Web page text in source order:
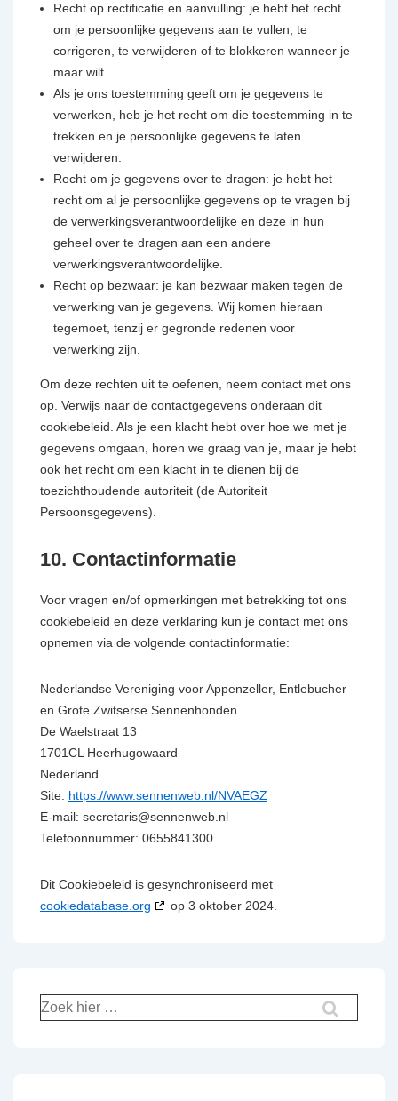
Recht op rectificatie en aanvulling: je hebt het recht
om je persoonlijke gegevens aan te vullen, te
corrigeren, te verwijderen of te blokkeren wanneer je
maar wilt.
Als je ons toestemming geeft om je gegevens te
verwerken, heb je het recht om die toestemming in te
trekken en je persoonlijke gegevens te laten
verwijderen.
Recht om je gegevens over te dragen: je hebt het
recht om al je persoonlijke gegevens op te vragen bij
de verwerkingsverantwoordelijke en deze in hun
geheel over te dragen aan een andere
verwerkingsverantwoordelijke.
Recht op bezwaar: je kan bezwaar maken tegen de
verwerking van je gegevens. Wij komen hieraan
tegemoet, tenzij er gegronde redenen voor
verwerking zijn.
Om deze rechten uit te oefenen, neem contact met ons
op. Verwijs naar de contactgegevens onderaan dit
cookiebeleid. Als je een klacht hebt over hoe we met je
gegevens omgaan, horen we graag van je, maar je hebt
ook het recht om een klacht in te dienen bij de
toezichthoudende autoriteit (de Autoriteit
Persoonsgegevens).
10. Contactinformatie
Voor vragen en/of opmerkingen met betrekking tot ons
cookiebeleid en deze verklaring kun je contact met ons
opnemen via de volgende contactinformatie:
Nederlandse Vereniging voor Appenzeller, Entlebucher
en Grote Zwitserse Sennenhonden
De Waelstraat 13
1701CL Heerhugowaard
Nederland
Site: https://www.sennenweb.nl/NVAEGZ
E-mail: secretaris@sennenweb.nl
Telefoonnummer: 0655841300
Dit Cookiebeleid is gesynchroniseerd met
cookiedatabase.org
op 3 oktober 2024.